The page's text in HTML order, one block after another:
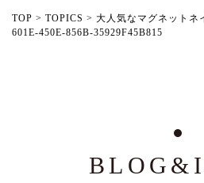
TOP > TOPICS > 大人気なマグネットネ
601E-450E-856B-35929F45B815